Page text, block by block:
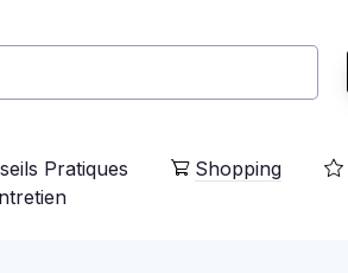
Pratiques
Shopping